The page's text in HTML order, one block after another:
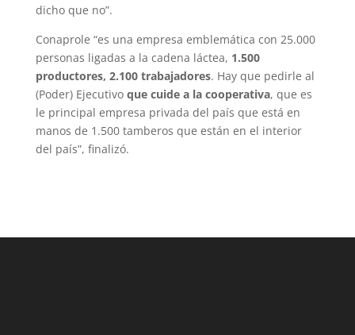
dicho que no”.
Conaprole “es una empresa emblemática con 25.000
personas ligadas a la cadena láctea, 1.500
productores, 2.100 trabajadores. Hay que pedirle al
(Poder) Ejecutivo que cuide a la cooperativa, que es
le principal empresa privada del país que está en
manos de 1.500 tamberos que están en el interior
del país”, finalizó.